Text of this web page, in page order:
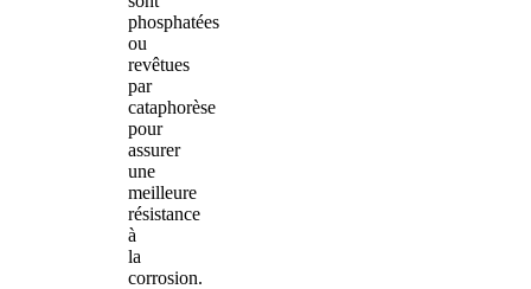
phosphatées
ou
revêtues
par
cataphorèse
pour
assurer
une
meilleure
résistance
à
la
corrosion.